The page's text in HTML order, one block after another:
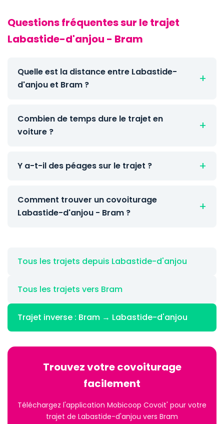
Questions fréquentes sur le trajet
Labastide-d'anjou - Bram
Quelle est la distance entre Labastide-
d'anjou et Bram ?
Combien de temps dure le trajet en
voiture ?
Y a-t-il des péages sur le trajet ?
Comment trouver un covoiturage
Labastide-d'anjou - Bram ?
Tous les trajets depuis Labastide-d'anjou
Tous les trajets vers Bram
Trajet inverse : Bram → Labastide-d'anjou
Trouvez votre covoiturage
facilement
Téléchargez l'application Mobicoop Covoit' pour votre
trajet de Labastide-d'anjou vers Bram